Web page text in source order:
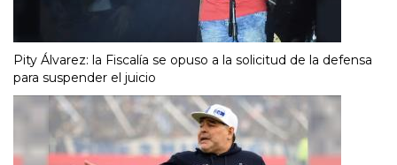
Pity Álvarez: la Fiscalía se opuso a la solicitud de la defensa
para suspender el juicio